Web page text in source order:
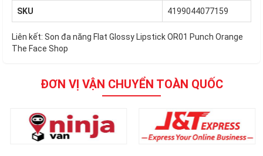
SKU 4199044077159
Liên kết: Son đa năng Flat Glossy Lipstick OR01 Punch Orange
The Face Shop
ĐƠN VỊ VẬN CHUYỂN TOÀN QUỐC